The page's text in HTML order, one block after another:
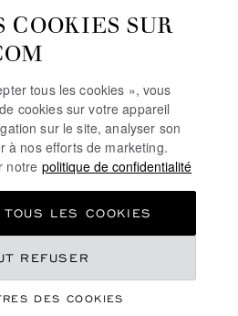
acier, avec ou sans diamants,
est unique et révèle le
de nos maîtres horlogers.
traditions et émotions : 3 mots
parfaitement la Maison.
PLUS
SUISSES
SUISSES DIAMANT
COOKIES SUR
tous les cookies », vous
cookies sur votre appareil
sur le site, analyser son
à nos efforts de marketing.
notre politique de confidentialité
DES COOKIES
REFUSER
TOUS LES COOKIES